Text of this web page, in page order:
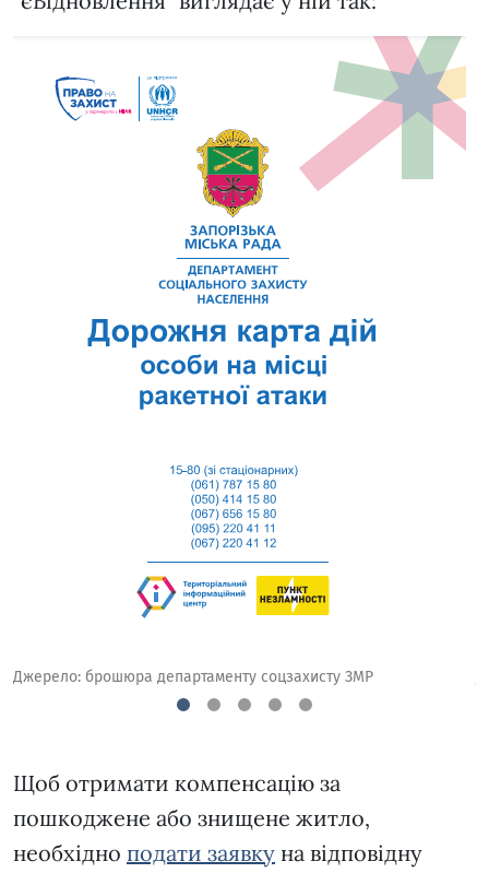
Джерело: брошюра департаменту соцзахисту ЗМР
Щоб отримати компенсацію за
пошкоджене або знищене житло,
необхідно подати заявку на відповідну